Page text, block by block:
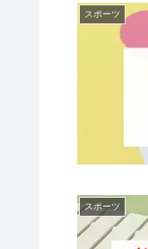
スポーツ
スポーツ